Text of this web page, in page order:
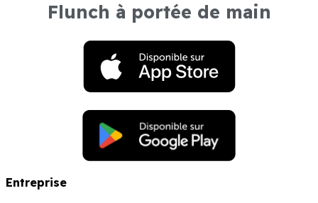
Flunch à portée de main
Entreprise